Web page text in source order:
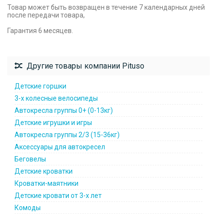
Товар может быть возвращен в течение 7 календарных дней
после передачи товара,
Гарантия 6 месяцев.
Другие товары компании Pituso
Детские горшки
3-х колесные велосипеды
Автокресла группы 0+ (0-13кг)
Детские игрушки и игры
Автокресла группы 2/3 (15-36кг)
Аксессуары для автокресел
Беговелы
Детские кроватки
Кроватки-маятники
Детские кровати от 3-х лет
Комоды